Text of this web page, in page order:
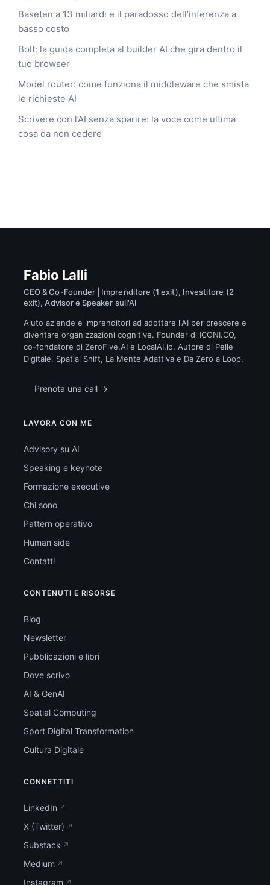
Baseten a 13 miliardi e il paradosso dell’inferenza a
basso costo
Bolt: la guida completa al builder AI che gira dentro il
tuo browser
Model router: come funziona il middleware che smista
le richieste AI
Scrivere con l’AI senza sparire: la voce come ultima
cosa da non cedere
Fabio Lalli
CEO & Co-Founder | Imprenditore (1 exit), Investitore (2
exit), Advisor e Speaker sull'AI
Aiuto aziende e imprenditori ad adottare l'AI per crescere e
diventare organizzazioni cognitive. Founder di ICONI.CO,
co-fondatore di ZeroFive.AI e LocalAI.io. Autore di Pelle
Digitale, Spatial Shift, La Mente Adattiva e Da Zero a Loop.
Prenota una call →
LAVORA CON ME
Advisory su AI
Speaking e keynote
Formazione executive
Chi sono
Pattern operativo
Human side
Contatti
CONTENUTI E RISORSE
Blog
Newsletter
Pubblicazioni e libri
Dove scrivo
AI & GenAI
Spatial Computing
Sport Digital Transformation
Cultura Digitale
CONNETTITI
LinkedIn
X (Twitter)
Substack
Medium
Instagram